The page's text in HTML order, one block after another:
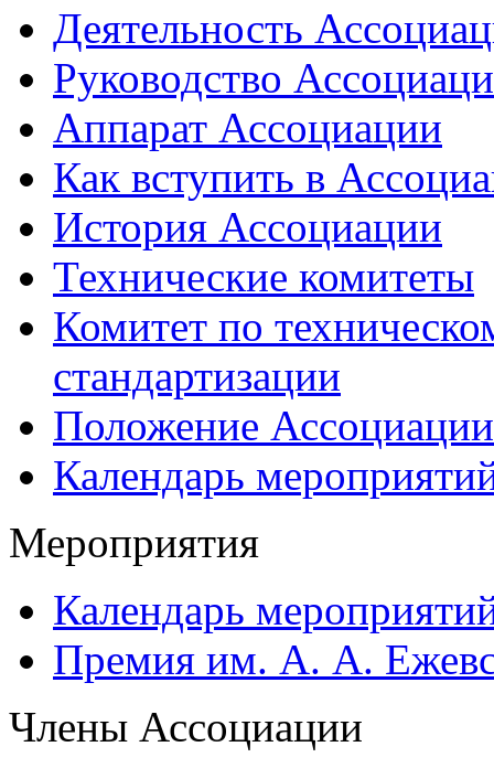
Деятельность
Руководство
Аппарат Ассоциации
Как вступить в
История Ассоциации
Технические комитеты
Комитет по
стандартизации
Положение
Календарь
Мероприятия
Календарь
Премия им. А. А.
Члены Ассоциации